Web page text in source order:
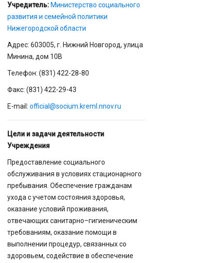
Учредитель: Министерство социального
развития и семейной политики
Нижегородской области
Адрес: 603005, г. Нижний Новгород, улица
Минина, дом 10В
Телефон: (831) 422-28-80
Факс: (831) 422-29-43
E-mail: official@socium.kreml.nnov.ru
Цели и задачи деятельности
Учреждения
Предоставление социального
обслуживания в условиях стационарного
пребывания. Обеспечение гражданам
ухода с учетом состояния здоровья,
оказание условий проживания,
отвечающих санитарно–гигиеническим
требованиям, оказание помощи в
выполнении процедур, связанных со
здоровьем, содействие в обеспечение